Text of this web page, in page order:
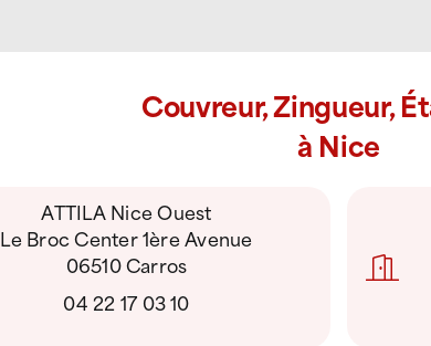
Couvreur, Zingueur,
à Nice
ATTILA Nice Ouest
Le Broc Center 1ère Avenue
06510 Carros
04 22 17 03 10